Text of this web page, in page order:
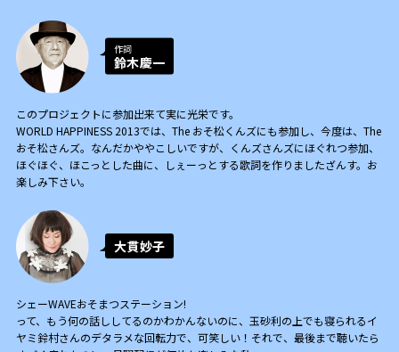
作詞
鈴木慶一
このプロジェクトに参加出来て実に光栄です。
WORLD HAPPINESS 2013では、The おそ松くんズにも参加し、今度は、The
おそ松さんズ。なんだかややこしいですが、くんズさんズにほぐれつ参加、
ほぐほぐ、ほこっとした曲に、しぇーっとする歌詞を作りましたざんす。お
楽しみ下さい。
大貫妙子
シェーWAVEおそまつステーション!
って、もう何の話ししてるのかわかんないのに、玉砂利の上でも寝られるイ
ヤミ鈴村さんのデタラメな回転力で、可笑しい！それで、最後まで聴いたら